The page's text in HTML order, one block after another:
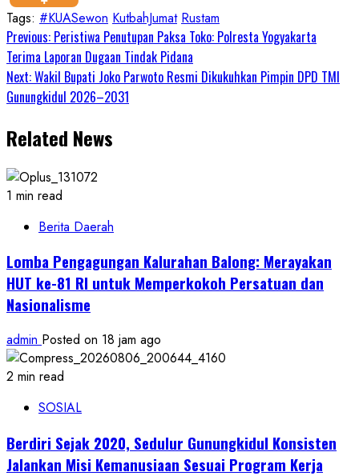
Tags: #KUASewon KutbahJumat Rustam
Continue
Reading
Previous: Peristiwa Penutupan Paksa Toko: Polresta Yogyakarta
Terima Laporan Dugaan Tindak Pidana
Next:Wakil Bupati Joko Parwoto Resmi Dikukuhkan Pimpin DPD TMI
Gunungkidul 2026–2031
Related News
1 min read
Berita Daerah
Lomba Pengagungan Kalurahan Balong: Merayakan
HUT ke-81 RI untuk Memperkokoh Persatuan dan
Nasionalisme
admin Posted on 18 jam ago
2 min read
SOSIAL
Berdiri Sejak 2020, Sedulur Gunungkidul Konsisten
Jalankan Misi Kemanusiaan Sesuai Program Kerja